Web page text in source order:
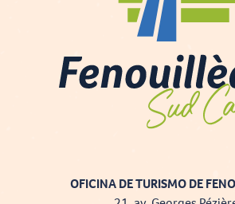
OFICINA DE TURISMO DE